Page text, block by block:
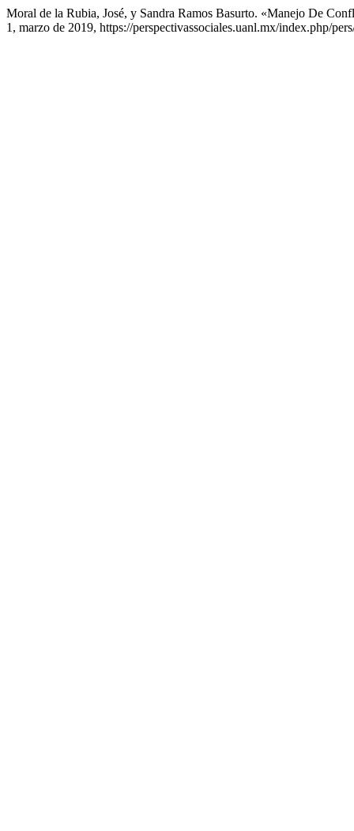
Moral de la Rubia, José, y Sandra Ramos Basurto. «Manejo De
1, marzo de 2019, https://perspectivassociales.uanl.mx/index.php/